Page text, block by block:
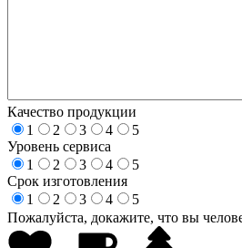
Качество продукции
1
2 3 4
5
Уровень сервиса
1
2 3 4
5
Срок изготовления
1
2 3 4
5
Пожалуйста, докажите, что вы